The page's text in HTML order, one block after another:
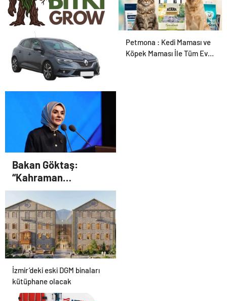
Bitkigrow ile Bitki
Yetiştiriciliğinde Doğru
Ekipman ve Ürün Seçimi
Petmona : Kedi Maması ve
Köpek Maması İle Tüm Evcil
Konya rent a car
Bakan Göktaş:
“Kahraman
gazilerimizin
haklarını güçlendiren
yeni bir dönemin
kapılarını aralıyoruz”
İzmir’deki eski DGM binaları
kütüphane olacak